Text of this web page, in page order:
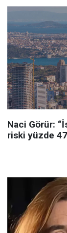
Naci Görür:
riski yüzde